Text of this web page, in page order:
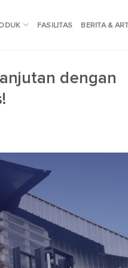
FASILITAS BERITA &
dengan